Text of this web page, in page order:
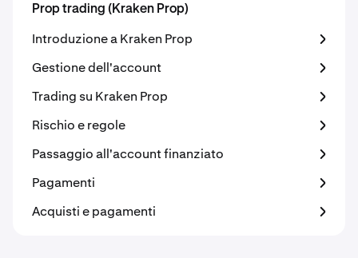
Prop trading (Kraken Prop)
Introduzione a Kraken Prop
Gestione dell'account
Trading su Kraken Prop
Rischio e regole
Passaggio all'account finanziato
Pagamenti
Acquisti e pagamenti